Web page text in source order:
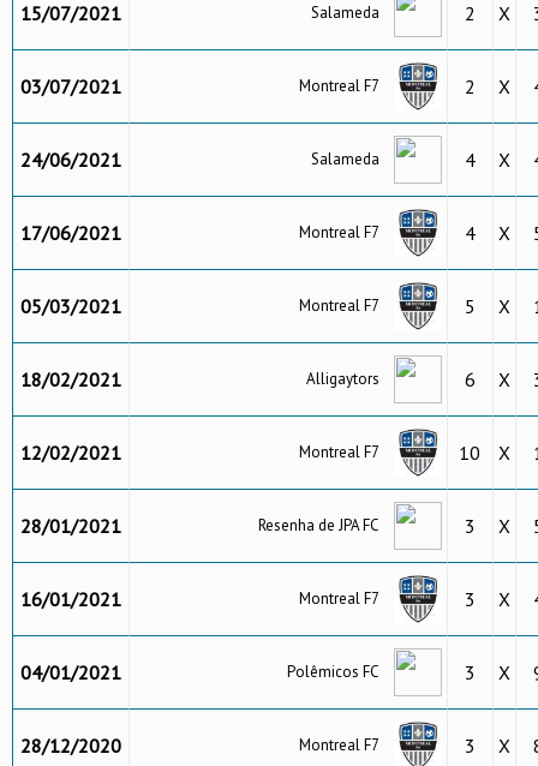
15/07/2021 Salameda 2 X
03/07/2021 Montreal F7 2 X
24/06/2021 Salameda 4 X
17/06/2021 Montreal F7 4 X
05/03/2021 Montreal F7 5 X
18/02/2021 Alligaytors 6 X
12/02/2021 Montreal F7 10 X
28/01/2021 Resenha de JPA FC 3 X
16/01/2021 Montreal F7 3 X
04/01/2021 Polêmicos FC 3 X
28/12/2020 Montreal F7 3 X